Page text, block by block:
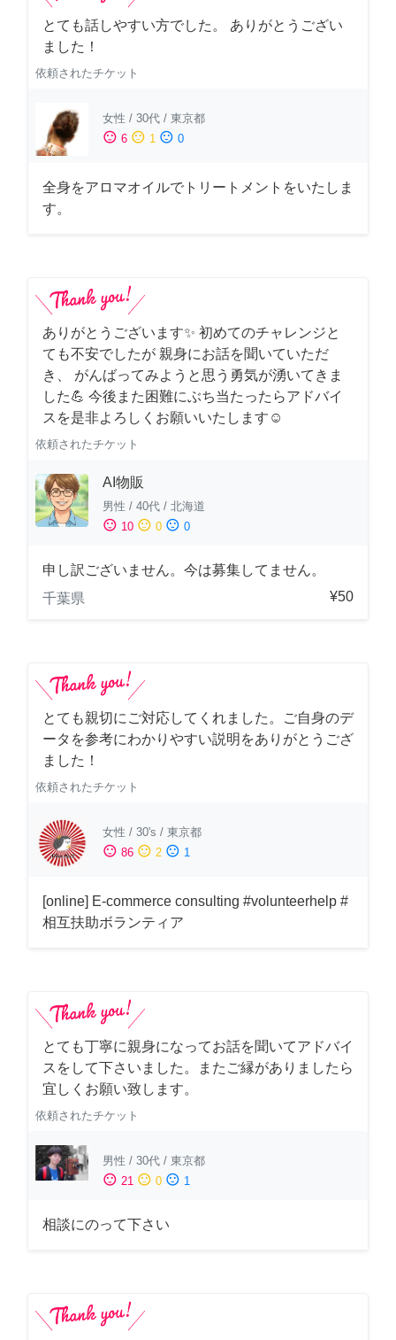
とても話しやすい方でした。 ありがとうござい
ました！
依頼されたチケット
女性 / 30代 / 東京都
sentiment_satisfied 6 sentiment_neutral 1 sentiment_dissatisfied 0
全身をアロマオイルでトリートメントをいたしま
す。
ありがとうございます✨ 初めてのチャレンジと
ても不安でしたが 親身にお話を聞いていただ
き、 がんばってみようと思う勇気が湧いてきま
した💪 今後また困難にぶち当たったらアドバイ
スを是非よろしくお願いいたします☺️
依頼されたチケット
AI物販
男性 / 40代 / 北海道
sentiment_satisfied 10 sentiment_neutral 0 sentiment_dissatisfied 0
申し訳ございません。今は募集してません。
千葉県
¥50
とても親切にご対応してくれました。ご自身のデ
ータを参考にわかりやすい説明をありがとうござ
ました！
依頼されたチケット
女性 / 30's / 東京都
sentiment_satisfied 86 sentiment_neutral 2 sentiment_dissatisfied 1
[online] E-commerce consulting #volunteerhelp #
相互扶助ボランティア
とても丁寧に親身になってお話を聞いてアドバイ
スをして下さいました。またご縁がありましたら
宜しくお願い致します。
依頼されたチケット
男性 / 30代 / 東京都
sentiment_satisfied 21 sentiment_neutral 0 sentiment_dissatisfied 1
相談にのって下さい